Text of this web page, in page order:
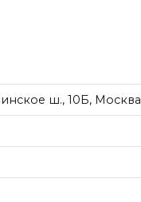
ш., 10Б, Москва